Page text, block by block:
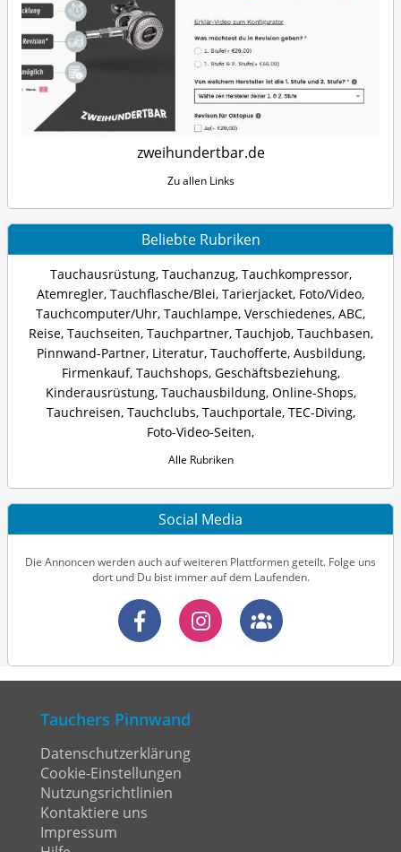
zweihundertbar.de
Zu allen Links
Beliebte Rubriken
Tauchausrüstung, Tauchanzug, Tauchkompressor,
Atemregler, Tauchflasche/Blei, Tarierjacket, Foto/Video,
Tauchcomputer/Uhr, Tauchlampe, Verschiedenes, ABC,
Reise, Tauchseiten, Tauchpartner, Tauchjob, Tauchbasen,
Pinnwand-Partner, Literatur, Tauchofferte, Ausbildung,
Firmenkauf, Tauchshops, Geschäftsbeziehung,
Kinderausrüstung, Tauchausbildung, Online-Shops,
Tauchreisen, Tauchclubs, Tauchportale, TEC-Diving,
Foto-Video-Seiten,
Alle Rubriken
Social Media
Die Annoncen werden auch auf weiteren Plattformen geteilt. Folge uns
dort und Du bist immer auf dem Laufenden.
Tauchers Pinnwand
Datenschutzerklärung
Cookie-Einstellungen
Nutzungsrichtlinien
Kontaktiere uns
Impressum